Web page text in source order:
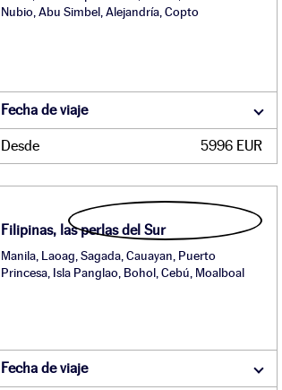
Nubio, Abu Simbel, Alejandría, Copto
Fecha de viaje
Desde 5996 EUR
Filipinas, las perlas del Sur
Manila, Laoag, Sagada, Cauayan, Puerto
Princesa, Isla Panglao, Bohol, Cebú, Moalboal
Fecha de viaje